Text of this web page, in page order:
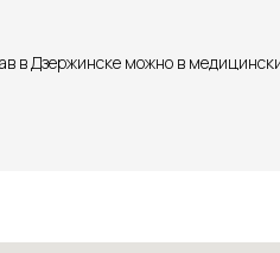
в Дзержинске можно в